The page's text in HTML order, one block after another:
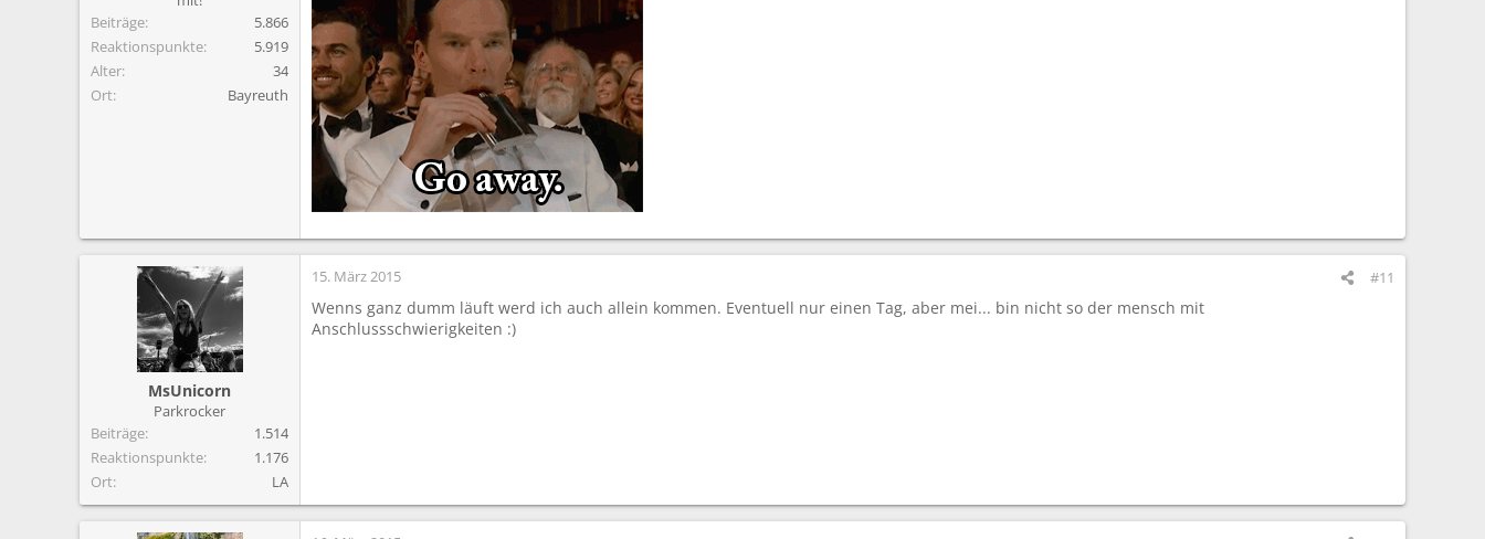
Beiträge
5.866
Reaktionspunkte
5.919
Alter
34
Ort
Bayreuth
MsUnicorn
Parkrocker
Beiträge
1.514
Reaktionspunkte
1.176
Ort
LA
15. März 2015 #11
Wenns ganz dumm läuft werd ich auch allein kommen. Eventuell nur einen Tag, aber mei... bin nicht so der mensch mit
Anschlussschwierigkeiten :)